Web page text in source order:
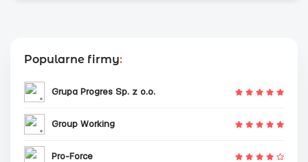
Popularne firmy:
Grupa Progres Sp. z o.o.
Group Working
Pro-Force